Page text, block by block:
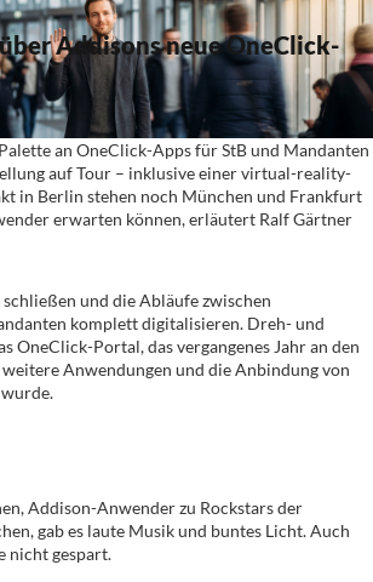
Addisons neue OneClick-
an OneClick-Apps für StB und Mandanten
auf Tour – inklusive einer virtual-reality-
in Berlin stehen noch München und Frankfurt
erwarten können, erläutert Ralf Gärtner
und die Abläufe zwischen
komplett digitalisieren. Dreh- und
OneClick-Portal, das vergangenes Jahr an den
Anwendungen und die Anbindung von
Addison-Anwender zu Rockstars der
gab es laute Musik und buntes Licht. Auch
nicht gespart.